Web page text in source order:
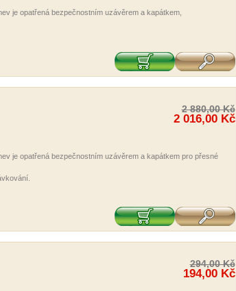
je opatřená bezpečnostním uzávěrem a kapátkem,
2 880,00 Kč
2 016,00 Kč
je opatřená bezpečnostním uzávěrem a kapátkem pro přesné
294,00 Kč
194,00 Kč